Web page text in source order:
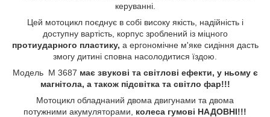
керуванні.
Цей мотоцикл поєднує в собі високу якість, надійність і
доступну вартість, корпус зроблений із міцного
протиударного пластику, а ергономічне м'яке сидіння дасть
змогу дитині сповна насолодитися їздою.
Модель M 3687 має звукові та світлові ефекти, у ньому є
магнітола, а також підсвітка та світло фар!!!
Мотоцикл обладнаний двома двигунами та двома
потужними акумуляторами, колеса гумові НАДОВНІ!!!